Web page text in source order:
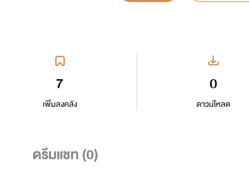
7
เพิ่มลงคลัง
0
ดาวน์โหลด
ดรีมแชท (0)